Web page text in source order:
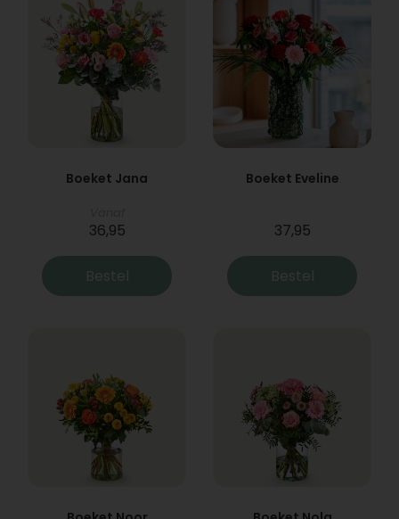
Boeket Jana
36,95
Bestel
Boeket Eveline
37,95
Bestel